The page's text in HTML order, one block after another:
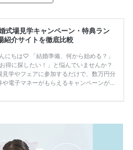
式場見学キャンペーン・特典ラン
紹介サイトを徹底比較
にちは♡ 「結婚準備、何から始める？」
お得に探したい！」と悩んでいませんか？
見学やフェアに参加するだけで、数万円分
や電子マネーがもらえるキャンペーンがあ
せずに選ぶと損をしてしまうことも……。
」「プラコレの特典は？」といった疑問も